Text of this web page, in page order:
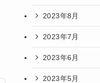
2023年8月
2023年7月
2023年6月
2023年5月